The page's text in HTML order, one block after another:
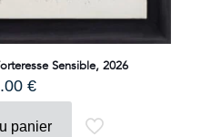
Sensible, 2026
€
panier